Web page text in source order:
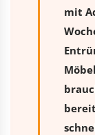
mit